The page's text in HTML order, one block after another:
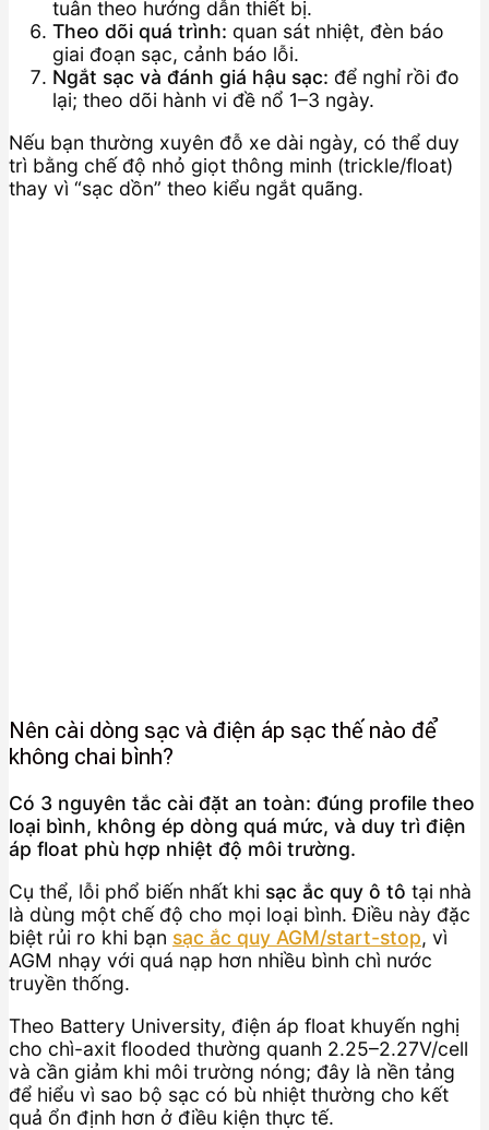
tuân theo hướng dẫn thiết bị.
Theo dõi quá trình: quan sát nhiệt, đèn báo
giai đoạn sạc, cảnh báo lỗi.
Ngắt sạc và đánh giá hậu sạc: để nghỉ rồi đo
lại; theo dõi hành vi đề nổ 1–3 ngày.
Nếu bạn thường xuyên đỗ xe dài ngày, có thể duy
trì bằng chế độ nhỏ giọt thông minh (trickle/float)
thay vì “sạc dồn” theo kiểu ngắt quãng.
Nên cài dòng sạc và điện áp sạc thế nào để
không chai bình?
Có 3 nguyên tắc cài đặt an toàn: đúng profile theo
loại bình, không ép dòng quá mức, và duy trì điện
áp float phù hợp nhiệt độ môi trường.
Cụ thể, lỗi phổ biến nhất khi sạc ắc quy ô tô tại nhà
là dùng một chế độ cho mọi loại bình. Điều này đặc
biệt rủi ro khi bạn sạc ắc quy AGM/start-stop, vì
AGM nhạy với quá nạp hơn nhiều bình chì nước
truyền thống.
Theo Battery University, điện áp float khuyến nghị
cho chì-axit flooded thường quanh 2.25–2.27V/cell
và cần giảm khi môi trường nóng; đây là nền tảng
để hiểu vì sao bộ sạc có bù nhiệt thường cho kết
quả ổn định hơn ở điều kiện thực tế.